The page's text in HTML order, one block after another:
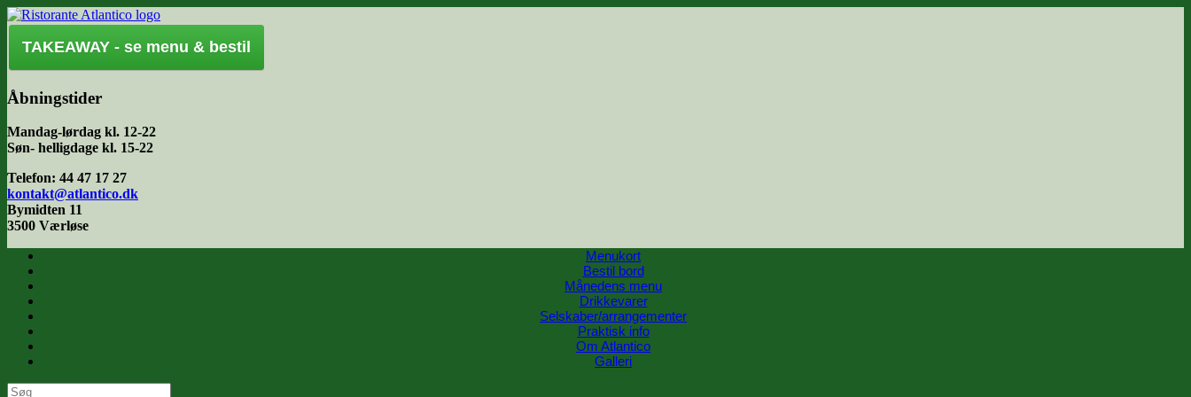
Gå
til
indhold
TAKEAWAY - se menu & bestil
Åbningstider
Mandag-lørdag kl. 12-22
Søn- helligdage kl. 15-22
Telefon: 44 47 17 27
kontakt@atlantico.dk
Bymidten 11
3500 Værløse
Menukort
Bestil bord
Månedens menu
Drikkevarer
Selskaber/arrangementer
Praktisk info
Om Atlantico
Galleri
Søg